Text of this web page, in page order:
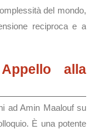
del mondo,
reciproca e a
alla
ad Amin Maalouf su
È una potente